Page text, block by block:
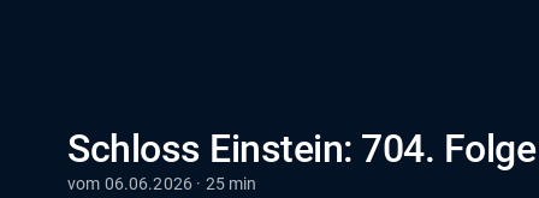
Schloss Einstein: 704. Folge
vom 06.06.2026 · 25 min